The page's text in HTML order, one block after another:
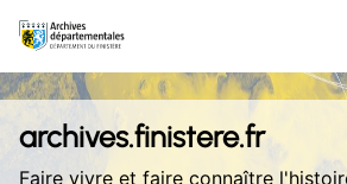
archives.finistere.fr
Faire vivre et faire connaître
Panneau de gestion des cookies